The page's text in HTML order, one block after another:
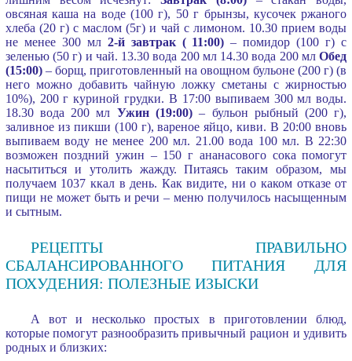
овсяная каша на воде (100 г), 50 г брынзы, кусочек ржаного
хлеба (20 г) с маслом (5г) и чай с лимоном. 10.30 прием воды
не менее 300 мл 2-й завтрак ( 11:00) – помидор (100 г) с
зеленью (50 г) и чай. 13.30 вода 200 мл 14.30 вода 200 млОбед
(15:00)– борщ, приготовленный на овощном бульоне (200 г) (в
него можно добавить чайную ложку сметаны с жирностью
10%), 200 г куриной грудки. В 17:00 выпиваем 300 мл воды.
18.30 вода 200 мл Ужин (19:00) – бульон рыбный (200 г),
заливное из пикши (100 г), вареное яйцо, киви. В 20:00 вновь
выпиваем воду не менее 200 мл. 21.00 вода 100 мл. В 22:30
возможен поздний ужин – 150 г ананасового сока помогут
насытиться и утолить жажду. Питаясь таким образом, мы
получаем 1037 ккал в день. Как видите, ни о каком отказе от
пищи не может быть и речи – меню получилось насыщенным
и сытным.
РЕЦЕПТЫ ПРАВИЛЬНО
СБАЛАНСИРОВАННОГО ПИТАНИЯ ДЛЯ
ПОХУДЕНИЯ: ПОЛЕЗНЫЕ ИЗЫСКИ
А вот и несколько простых в приготовлении блюд,
которые помогут разнообразить привычный рацион и удивить
родных и близких: